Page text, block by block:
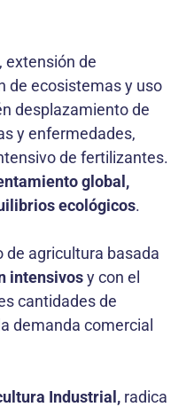
extensión de
de ecosistemas y uso
desplazamiento de
y enfermedades,
de fertilizantes.
global,
ecológicos.
de agricultura basada
intensivosy con el
cantidades de
demanda comercial
Industrial, radica